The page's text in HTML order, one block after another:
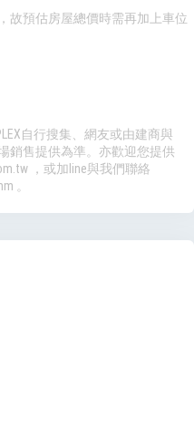
故預估房屋總價時需再加上車位
自行搜集、網友或由建商與
銷售提供為準。亦歡迎您提供
，或加line與我們聯絡
。